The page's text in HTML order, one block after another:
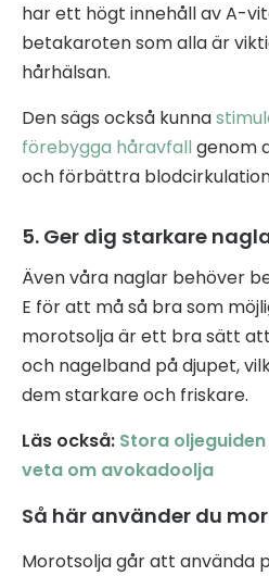
har ett högt innehåll av A-
betakaroten som alla är
hårhälsan.
Den sägs också kunna
förebygga håravfall genom
och förbättra
5. Ger dig starkare
Även våra naglar behöver
E för att må så bra som
morotsolja är ett bra sätt
och nagelband på djupet,
dem starkare och friskare.
Läs också: Stora
veta om avokadoolja
Så här använder du
Morotsolja går att använda